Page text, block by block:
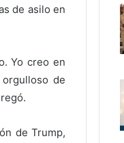
de asilo en
Yo creo en
de
de Trump,